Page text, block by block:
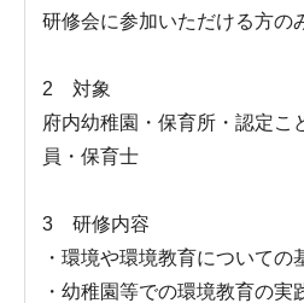
研修会に参加いただける方の
2 対象
府内幼稚園・保育所・認定こ
員・保育士
3 研修内容
・環境や環境教育についての
・幼稚園等での環境教育の実